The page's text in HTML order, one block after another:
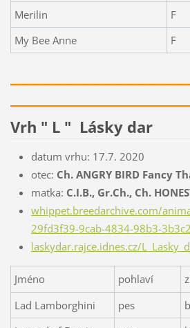
Merilin
F
My Bee Anne
F
Vrh " L " Lásky dar
datum vrhu: 17.7. 2020
otec: Ch. ANGRY BIRD Fancy
matka: C.I.B., Gr.Ch., Ch.
whippet.breedarchive.com/
29fd3f39-9cab-4834-98b3-
laskydar.rajce.idnes.cz/
Jméno pohlaví
Lad Lamborghini
pes